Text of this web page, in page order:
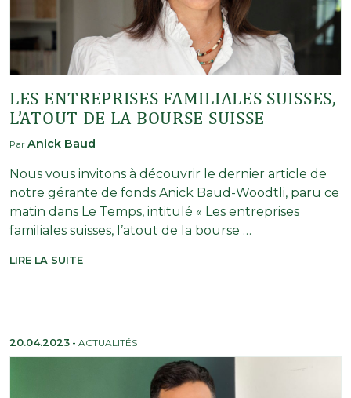
LES ENTREPRISES FAMILIALES SUISSES,
L’ATOUT DE LA BOURSE SUISSE
Par Anick Baud
Nous vous invitons à découvrir le dernier article de
notre gérante de fonds Anick Baud-Woodtli, paru ce
matin dans Le Temps, intitulé « Les entreprises
familiales suisses, l’atout de la bourse …
LIRE LA SUITE
20.04.2023 - ACTUALITÉS